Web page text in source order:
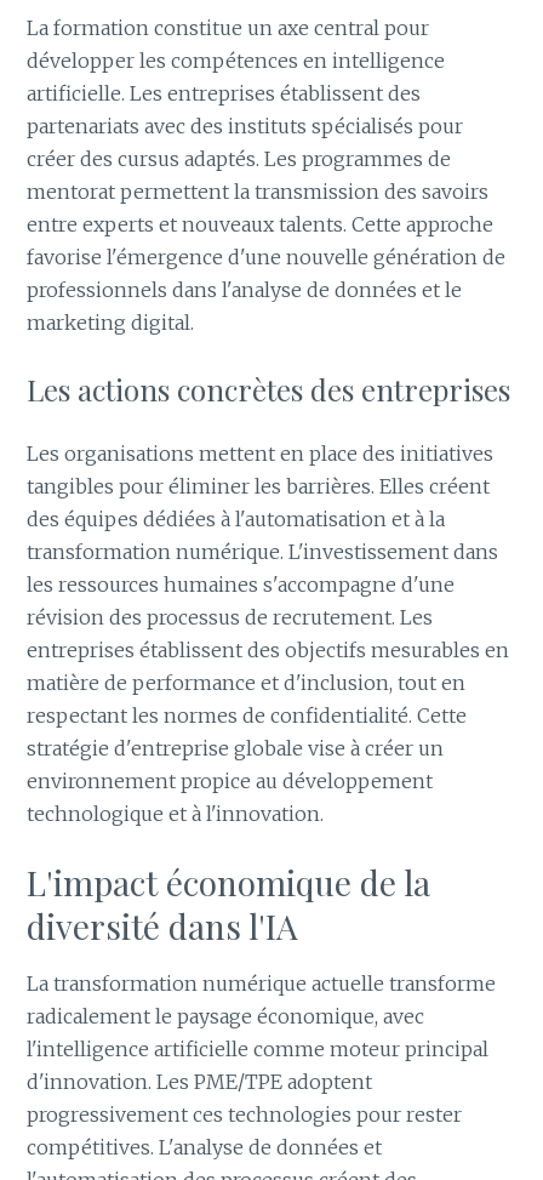
La formation constitue un axe central pour
développer les compétences en intelligence
artificielle. Les entreprises établissent des
partenariats avec des instituts spécialisés pour
créer des cursus adaptés. Les programmes de
mentorat permettent la transmission des savoirs
entre experts et nouveaux talents. Cette approche
favorise l'émergence d'une nouvelle génération de
professionnels dans l'analyse de données et le
marketing digital.
Les actions concrètes des entreprises
Les organisations mettent en place des initiatives
tangibles pour éliminer les barrières. Elles créent
des équipes dédiées à l'automatisation et à la
transformation numérique. L'investissement dans
les ressources humaines s'accompagne d'une
révision des processus de recrutement. Les
entreprises établissent des objectifs mesurables en
matière de performance et d'inclusion, tout en
respectant les normes de confidentialité. Cette
stratégie d'entreprise globale vise à créer un
environnement propice au développement
technologique et à l'innovation.
L'impact économique de la
diversité dans l'IA
La transformation numérique actuelle transforme
radicalement le paysage économique, avec
l'intelligence artificielle comme moteur principal
d'innovation. Les PME/TPE adoptent
progressivement ces technologies pour rester
compétitives. L'analyse de données et